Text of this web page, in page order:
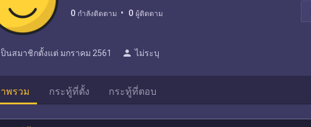
0 กำลังติดตาม 0 ผู้ติดตาม
ป็นสมาชิกตั้งแต่ มกราคม 2561 person ไม่ระบุ
พรวม กระทู้ที่ตั้ง กระทู้ที่ตอบ